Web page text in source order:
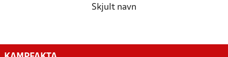
Skjult navn